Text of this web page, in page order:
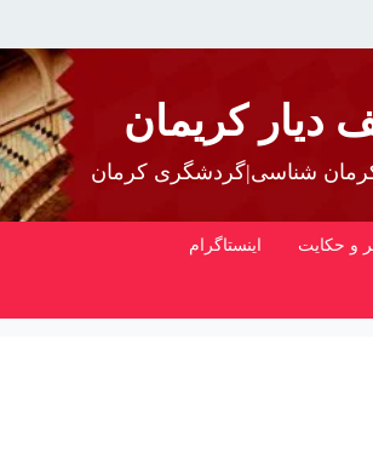
دیار کریمان
شناسی|گردشگری کرمان
و حکایت اینستاگرام